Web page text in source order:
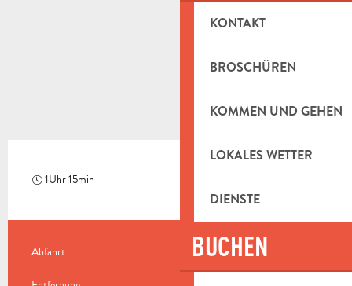
KONTAKT
BROSCHÜREN
KOMMEN UND GEHEN
LOKALES WETTER
DIENSTE
BUCHEN
1Uhr 15min
PRAKTISCHE INFORMATIONEN
Abfahrt Saint-Savournin